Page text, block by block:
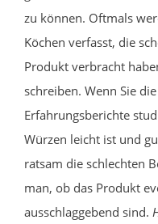
zu können. Oftmals
Köchen verfasst, die
Produkt verbracht
schreiben. Wenn Sie
Erfahrungsberichte
Würzen leicht ist und
ratsam die schlechten
man, ob das Produkt
ausschlaggebend sind.